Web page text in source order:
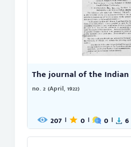
The journal of the Indian
no. 2 (April, 1922)
207 | 0 | 0 | 6